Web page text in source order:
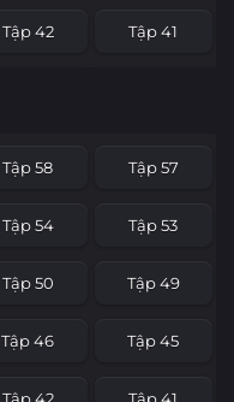
Tập 42 Tập 41
Tập 58 Tập 57
Tập 54 Tập 53
Tập 50 Tập 49
Tập 46 Tập 45
Tập 42 Tập 41